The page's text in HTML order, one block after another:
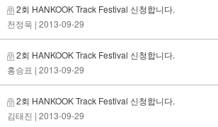
2회 HANKOOK Track Festival 신청합니다.
천정욱 | 2013-09-29
2회 HANKOOK Track Festival 신청합니다.
홍승표 | 2013-09-29
2회 HANKOOK Track Festival 신청합니다.
김태진 | 2013-09-29